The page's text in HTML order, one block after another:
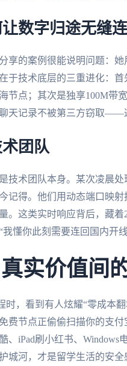
数字归途无缝
享的案例很能说明问题：
于技术底层的三重进化：
节点；其次是独享100M带
天记录不被第三方窃取——
团队
技术团队本身。某次凌晨
记得。他们用动态端口映
。这类实时响应背后，藏
懂你此刻需要连回国内开线
实价值间
时，看到有人炫耀“零成本
费节点正偷偷扫描你的支
iPad刷小红书、Windows
城河，才是留学生活的安全